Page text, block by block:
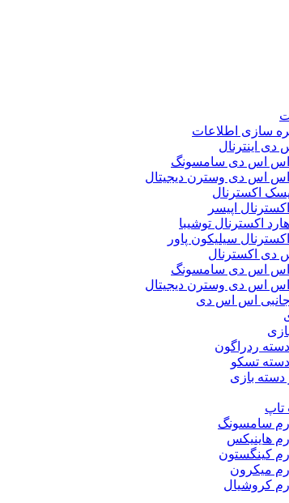
سازی اطلاعات
اینترنال
اس اس دی سامسونگ
اس اس دی وسترن دیجیتال
اکسترنال
اکسترنال اپیسر
هارد اکسترنال توشیبا
اکسترنال سیلیکون پاور
دی اکسترنال
اس اس دی سامسونگ
اس اس دی وسترن دیجیتال
جانبی اس اس دی
دسته ردراگون
دسته تسکو
دسته بازی
تاپ
رم سامسونگ
رم هاینیکس
رم کینگستون
رم میکرون
رم کروشیال